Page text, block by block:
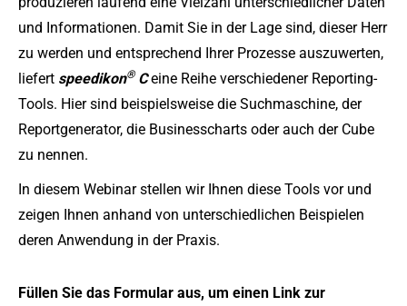
und Informationen. Damit Sie in der Lage sind, dieser Herr
zu werden und entsprechend Ihrer Prozesse auszuwerten,
liefert speedikon®Ceine Reihe verschiedener Reporting-
Tools. Hier sind beispielsweise die Suchmaschine, der
Reportgenerator, die Businesscharts oder auch der Cube
zu nennen.
In diesem Webinar stellen wir Ihnen diese Tools vor und
zeigen Ihnen anhand von unterschiedlichen Beispielen
deren Anwendung in der Praxis.
Füllen Sie das Formular aus, um einen Link zur